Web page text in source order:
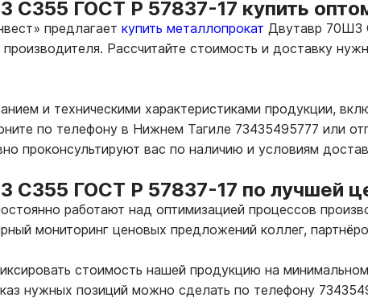
С355 ГОСТ Р 57837-17 купить
предлагает купить металлопрокат Двутавр 70Ш3
Рассчитайте стоимость и доставку
и техническими характеристиками продукции,
по телефону в Нижнем Тагиле 73435495777 или
проконсультируют вас по наличию и условиям
С355 ГОСТ Р 57837-17 по лучшей
работают над оптимизацией процессов
мониторинг ценовых предложений коллег,
стоимость нашей продукцию на
нужных позиций можно сделать по телефону